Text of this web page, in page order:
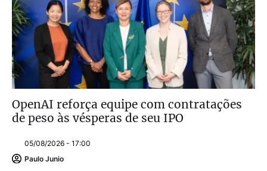
OpenAI reforça equipe com contratações
de peso às vésperas de seu IPO
05/08/2026 - 17:00
Paulo Junio